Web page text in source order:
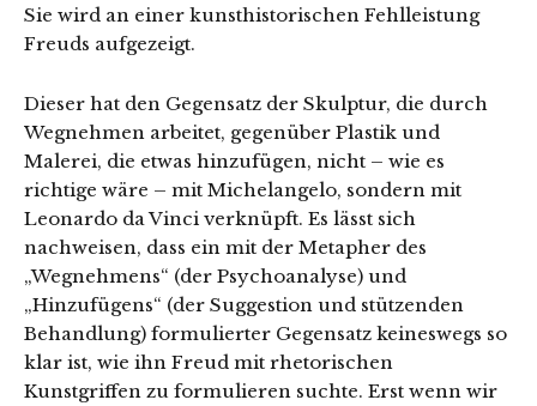
Sie wird an einer kunsthistorischen Fehlleistung
Freuds aufgezeigt.
Dieser hat den Gegensatz der Skulptur, die durch
Wegnehmen arbeitet, gegenüber Plastik und
Malerei, die etwas hinzufügen, nicht – wie es
richtige wäre – mit Michelangelo, sondern mit
Leonardo da Vinci verknüpft. Es lässt sich
nachweisen, dass ein mit der Metapher des
„Wegnehmens“ (der Psychoanalyse) und
„Hinzufügens“ (der Suggestion und stützenden
Behandlung) formulierter Gegensatz keineswegs so
klar ist, wie ihn Freud mit rhetorischen
Kunstgriffen zu formulieren suchte. Erst wenn wir